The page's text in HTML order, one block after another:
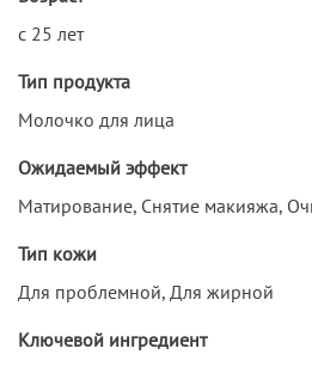
с 25 лет
Тип продукта
Молочко для лица
Ожидаемый эффект
Матирование, Снятие макияжа,
Тип кожи
Для проблемной, Для жирной
Ключевой ингредиент